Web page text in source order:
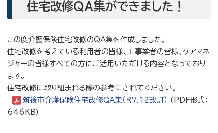
住宅改修QA集ができました！
この度介護保険住宅改修のQA集を作成しました。
住宅改修を考えている利用者の皆様、工事業者の皆様、ケアマネ
ジャーの皆様すべての方にご活用いただける内容となっており
ます。
住宅改修に取り組まれる際の参考にされてください。
筑後市介護保険住宅改修QA集（R7.12改訂） (PDF形式：
646KB)